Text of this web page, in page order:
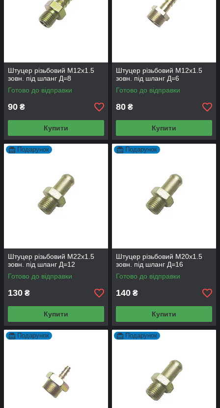
Штуцер різьбовий М12х1.5
зовн. під шланг Д=8
Готово до відправки
90 ₴
Купити
Штуцер різьбовий М12х1.5
зовн. під шланг Д=6
Готово до відправки
80 ₴
Купити
Подарунок
Штуцер різьбовий М22х1.5
зовн. під шланг Д=12
Готово до відправки
130 ₴
Купити
Подарунок
Штуцер різьбовий М20х1.5
зовн. під шланг Д=16
Готово до відправки
140 ₴
Купити
Подарунок Подарунок